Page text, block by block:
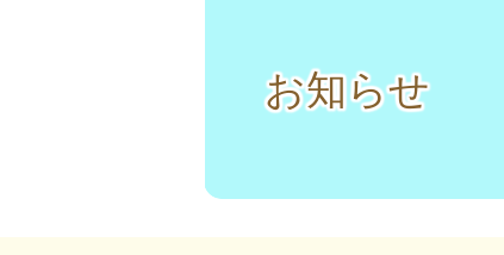
お知らせ